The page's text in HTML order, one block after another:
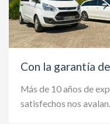
Con la garantía
Más de 10 años de
satisfechos nos avalan.